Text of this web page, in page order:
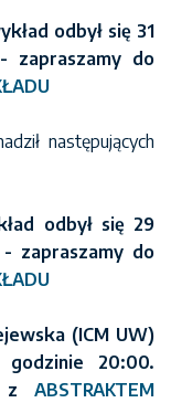
odbył się 31
zapraszamy do
następujących
odbył się 29
zapraszamy do
(ICM UW)
20:00.
z ABSTRAKTEM